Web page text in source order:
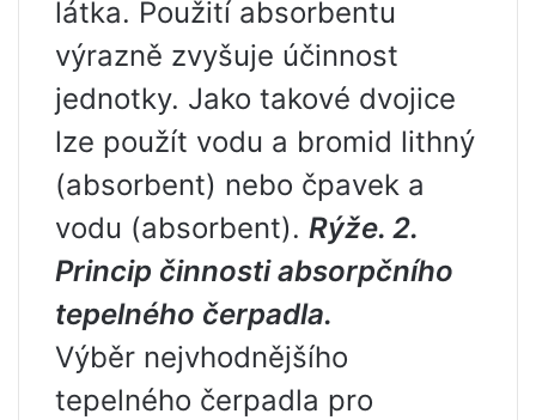
látka. Použití absorbentu
výrazně zvyšuje účinnost
jednotky. Jako takové dvojice
lze použít vodu a bromid lithný
(absorbent) nebo čpavek a
vodu (absorbent). Rýže. 2.
Princip činnosti absorpčního
tepelného čerpadla.
Výběr nejvhodnějšího
tepelného čerpadla pro